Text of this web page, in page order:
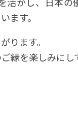
ます。
ります。
縁を楽しみにし